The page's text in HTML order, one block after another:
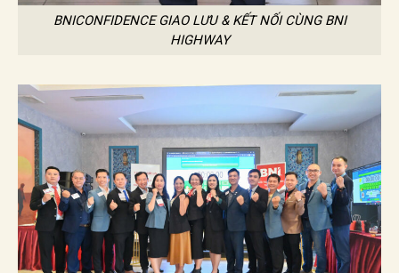
BNICONFIDENCE GIAO LƯU & KẾT NỐI CÙNG BNI
HIGHWAY